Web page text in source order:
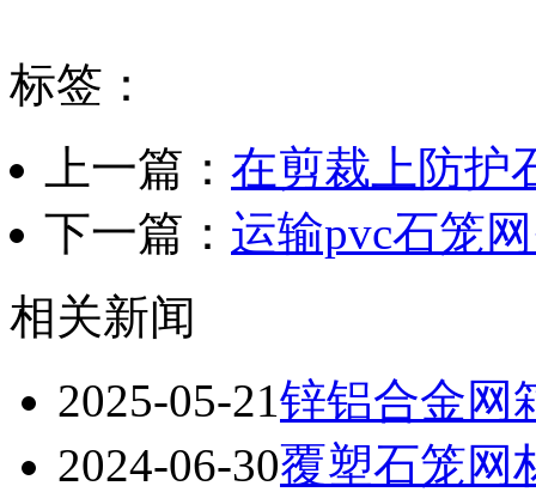
标签：
上一篇： 在剪裁上防护
下一篇： 运输pvc石笼
相关新闻
2025-05-21锌铝合金网
2024-06-30覆塑石笼网